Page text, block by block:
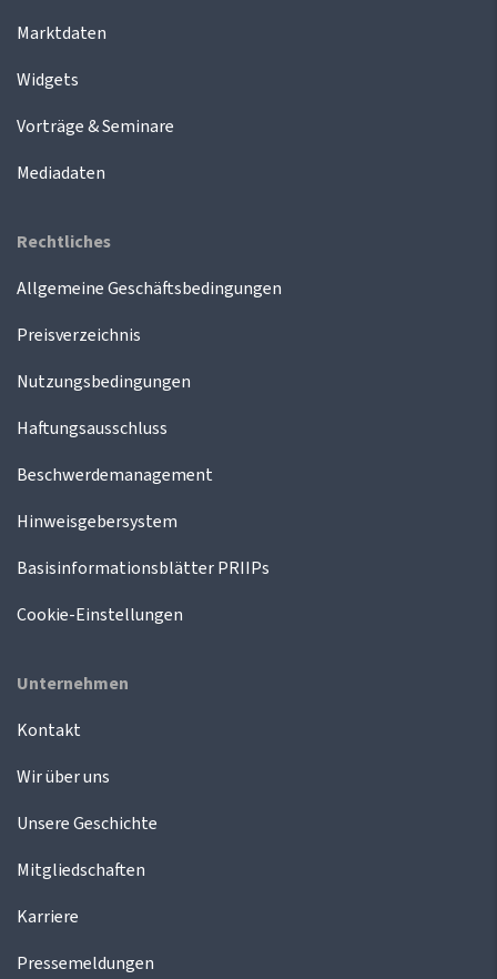
Marktdaten
Widgets
Vorträge & Seminare
Mediadaten
Rechtliches
Allgemeine Geschäftsbedingungen
Preisverzeichnis
Nutzungsbedingungen
Haftungsausschluss
Beschwerdemanagement
Hinweisgebersystem
Basisinformationsblätter PRIIPs
Cookie-Einstellungen
Unternehmen
Kontakt
Wir über uns
Unsere Geschichte
Mitgliedschaften
Karriere
Pressemeldungen